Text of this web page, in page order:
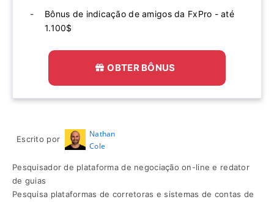
Bônus de indicação de amigos da FxPro - até
1.100$
OBTER BÔNUS
Escrito por
Nathan
Cole
Pesquisador de plataforma de negociação on-line e redator
de guias
Pesquisa plataformas de corretoras e sistemas de contas de